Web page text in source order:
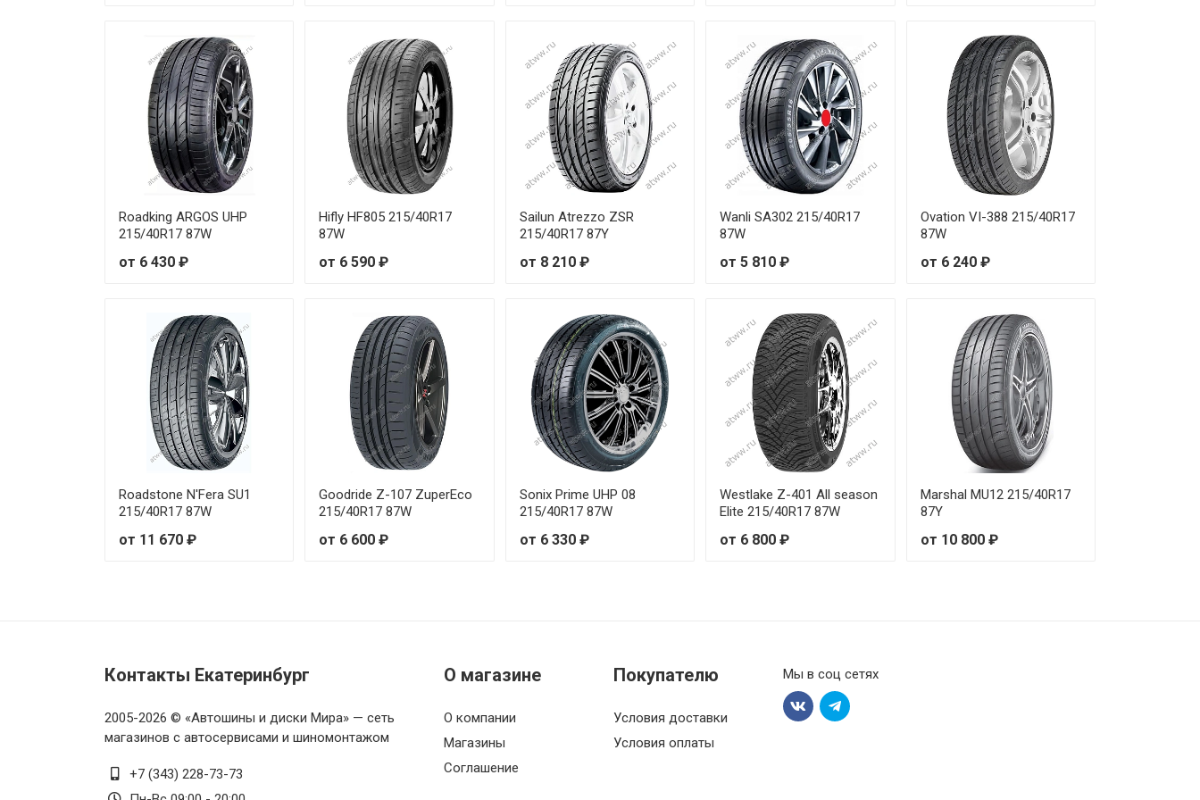
Toyo PROXES Comfort 245/45R18 100W от 21 040 ₽
Toyo PROXES Comfort 185/55R16 87V
Toyo PROXES Comfort 185/60R15 88H
Toyo PROXES Comfort 195/55R16 91V
Toyo PROXES Comfort 195/60R15 88V
Toyo PROXES Comfort 205/55R16 91V
Toyo PROXES Comfort 205/55R16 94V
Toyo PROXES Comfort 205/65R16 95W
Toyo PROXES Comfort 215/55R16 97W
Toyo PROXES Comfort 235/45R19 99W
Roadking ARGOS UHP
215/40R17 87W
от 6 430 ₽
Hifly HF805 215/40R17
87W
от 6 590 ₽
Sailun Atrezzo ZSR
215/40R17 87Y
от 8 210 ₽
Wanli SA302 215/40R17
87W
от 5 810 ₽
Ovation VI-388 215/40R17
87W
от 6 240 ₽
Roadstone N'Fera SU1
215/40R17 87W
от 11 670 ₽
Goodride Z-107 ZuperEco
215/40R17 87W
от 6 600 ₽
Sonix Prime UHP 08
215/40R17 87W
от 6 330 ₽
Westlake Z-401 All season
Elite 215/40R17 87W
от 6 800 ₽
Marshal MU12 215/40R17
87Y
от 10 800 ₽
Контакты Екатеринбург
2005-2026 © «Автошины и диски Мира» — сеть
магазинов с автосервисами и шиномонтажом
+7 (343) 228-73-73
О магазине
О компании
Магазины
Соглашение
Покупателю
Условия доставки
Условия оплаты
Мы в соц сетях